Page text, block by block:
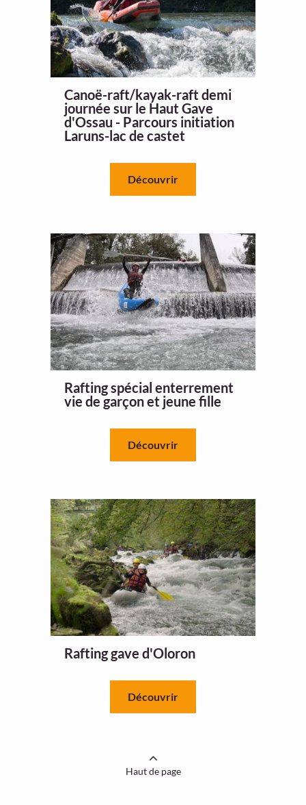
Canoë-raft/kayak-raft demi
journée sur le Haut Gave
d'Ossau - Parcours initiation
Laruns-lac de castet
Découvrir
Rafting spécial enterrement
vie de garçon et jeune fille
Découvrir
Rafting gave d'Oloron
Découvrir
Haut de page